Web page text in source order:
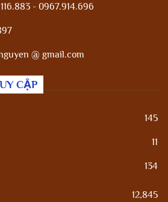
- 0967.914.696
@ gmail.com
CẬP
145
11
134
12,845